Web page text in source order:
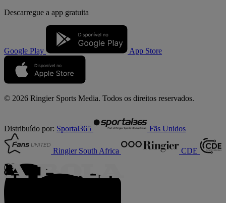
Descarregue a app gratuita
Google Play App Store
© 2026 Ringier Sports Media. Todos os direitos reservados.
Distribuído por: Sportal365 Fãs Unidos
Ringier South Africa CDE